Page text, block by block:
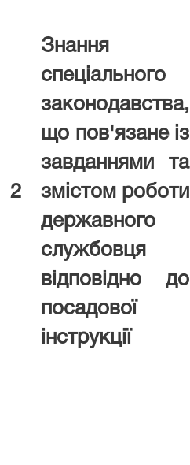
2
Знання
спеціального
законодавства,
що пов'язане із
завданнями та
змістом роботи
державного
службовця
відповідно до
посадової
інструкції